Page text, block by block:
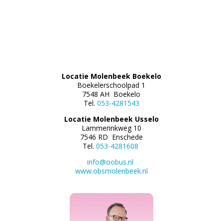
Locatie Molenbeek Boekelo
Boekelerschoolpad 1
7548 AH Boekelo
Tel. 053-4281543
Locatie Molenbeek Usselo
Lammerinkweg 10
7546 RD Enschede
Tel. 053-4281608
info@oobus.nl
www.obsmolenbeek.nl